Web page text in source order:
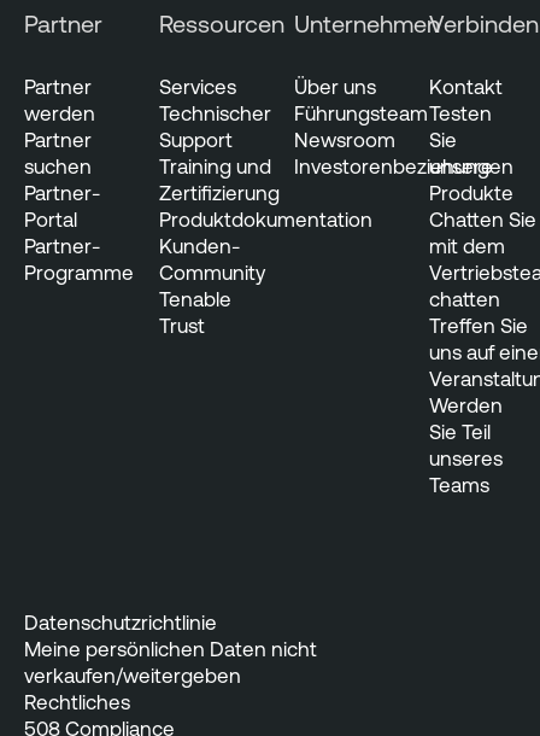
Partner
Partner
werden
Partner
suchen
Partner-
Portal
Partner-
Programme
Ressourcen
Services
Technischer
Support
Training und
Zertifizierung
Produktdokumentation
Kunden-
Community
Tenable
Trust
Unternehmen
Über uns
Führungsteam
Newsroom
Investorenbeziehungen
Verbinden
Kontakt
Testen
Sie
unsere
Produkte
Chatten Sie
mit dem
chatten
Treffen Sie
uns auf
Werden
Sie Teil
unseres
Teams
Datenschutzrichtlinie
Meine persönlichen Daten nicht
verkaufen/weitergeben
Rechtliches
508 Compliance